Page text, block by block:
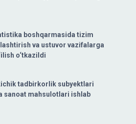
boshqarmasida tizim
va ustuvor vazifalarga
o‘tkazildi
tadbirkorlik subyektlari
sanoat mahsulotlari ishlab